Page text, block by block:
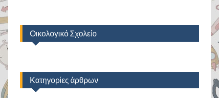
Οικολογικό Σχολείο
Κατηγορίες άρθρων